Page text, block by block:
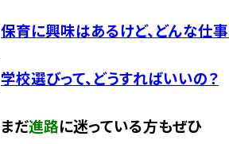
保育に興味はあるけど、どんな仕事
学校選びって、どうすればいいの？
まだ進路に迷っている方もぜひ